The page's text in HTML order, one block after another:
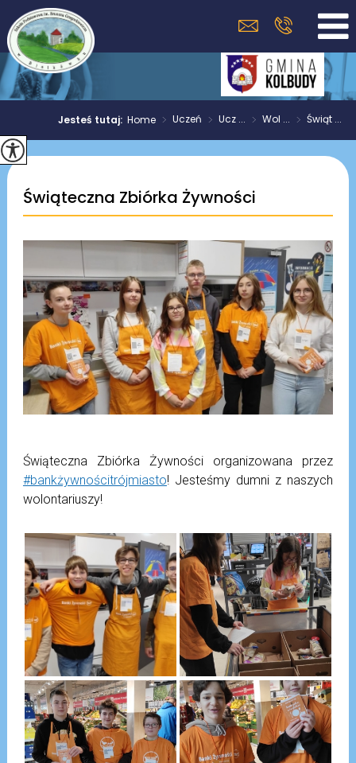
Jesteś tutaj:Home > Uczeń > Ucz ... > Wol ... > Świąt ...
Świąteczna Zbiórka Żywności
Świąteczna Zbiórka Żywności organizowana przez
#bankżywnościtrójmiasto! Jesteśmy dumni z naszych
wolontariuszy!